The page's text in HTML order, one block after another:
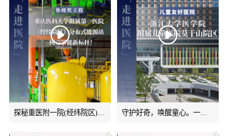
守护好奇，唤醒童心。一起走进浙江大学医学院附属儿童医院莫干山院区，共探儿童友好医院的暖心设计。